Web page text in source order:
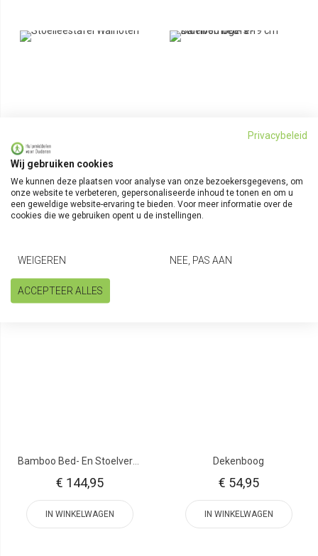
Stoelleestafel Walnoten
€ 209,95
Bamboo Bed- En Stoelverhogers - 9 Cm
€ 89,95
€ 144,95
IN WINKELWAGEN
Dekenboog
€ 54,95
IN WINKELWAGEN
Privacybeleid
Wij gebruiken cookies
We kunnen deze plaatsen voor analyse van onze bezoekersgegevens, om
onze website te verbeteren, gepersonaliseerde inhoud te tonen en om u
een geweldige website-ervaring te bieden. Voor meer informatie over de
cookies die we gebruiken opent u de instellingen.
WEIGEREN NEE, PAS AAN
ACCEPTEER ALLES